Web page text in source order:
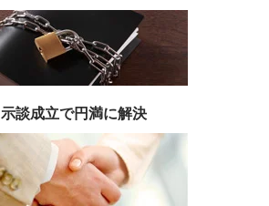
示談成立で円満に解決